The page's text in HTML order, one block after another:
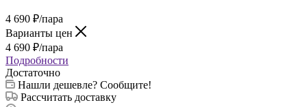
4 690 ₽/пара
Варианты цен
4 690 ₽/пара
Подробности
Достаточно
Нашли дешевле? Сообщите!
Рассчитать доставку